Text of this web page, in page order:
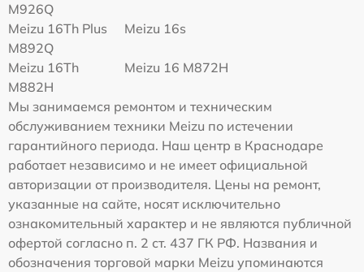
M926Q
Meizu 16Th Plus
M892Q
Meizu 16s
Meizu 16Th
M882H
Meizu 16 M872H
Мы занимаемся ремонтом и техническим
обслуживанием техники Meizu по истечении
гарантийного периода. Наш центр в Краснодаре
работает независимо и не имеет официальной
авторизации от производителя. Цены на ремонт,
указанные на сайте, носят исключительно
ознакомительный характер и не являются публичной
офертой согласно п. 2 ст. 437 ГК РФ. Названия и
обозначения торговой марки Meizu упоминаются